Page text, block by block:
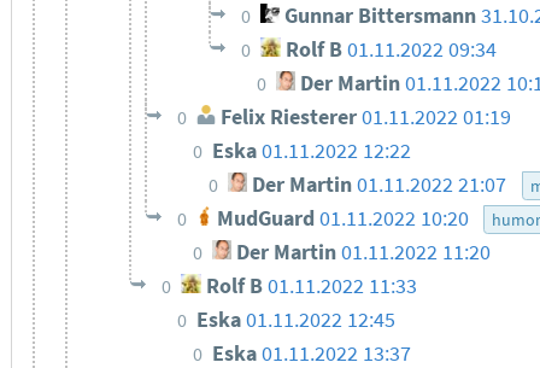
0 Gunnar Bittersmann
0 Rolf B01.11.2022 09:34
0 Der Martin01.11.2022
0 Felix Riesterer01.11.2022 01:19
0 Eska01.11.2022 12:22
0 Der Martin01.11.2022 21:07
0 MudGuard 01.11.2022 10:20 humor
0 Der Martin01.11.2022 11:20
0 Rolf B01.11.2022 11:33
0 Eska01.11.2022 12:45
0 Eska01.11.2022 13:37